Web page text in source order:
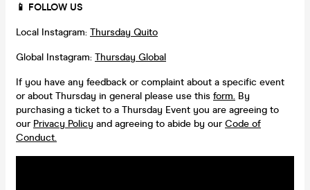
📱 FOLLOW US
Local Instagram: Thursday Quito
Global Instagram: Thursday Global
If you have any feedback or complaint about a specific event
or about Thursday in general please use this form. By
purchasing a ticket to a Thursday Event you are agreeing to
our Privacy Policy and agreeing to abide by ourCode of
Conduct.